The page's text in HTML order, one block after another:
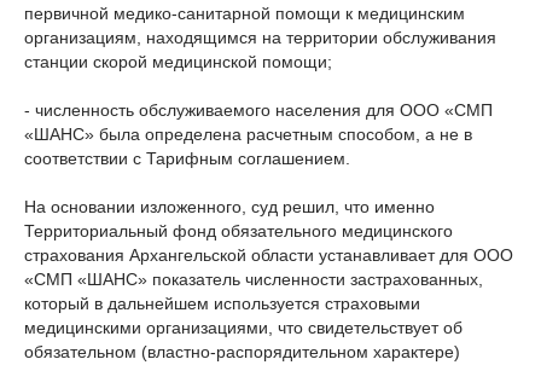
первичной медико-санитарной помощи к медицинским
организациям, находящимся на территории обслуживания
станции скорой медицинской помощи;
- численность обслуживаемого населения для ООО «СМП
«ШАНС» была определена расчетным способом, а не в
соответствии с Тарифным соглашением.
На основании изложенного, суд решил, что именно
Территориальный фонд обязательного медицинского
страхования Архангельской области устанавливает для ООО
«СМП «ШАНС» показатель численности застрахованных,
который в дальнейшем используется страховыми
медицинскими организациями, что свидетельствует об
обязательном (властно-распорядительном характере)